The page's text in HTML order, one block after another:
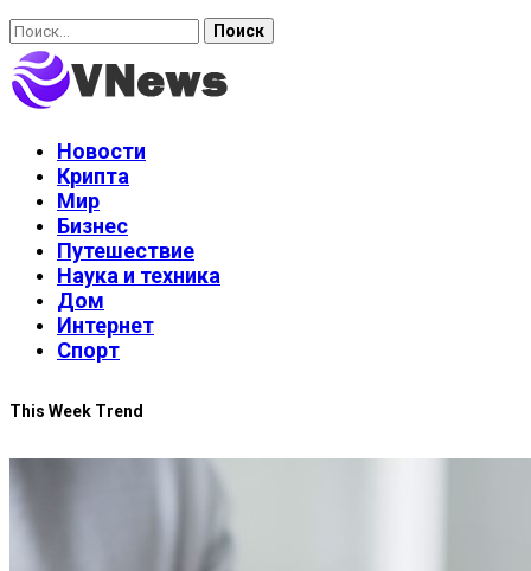
Найти:
Новости
Крипта
Мир
Бизнес
Путешествие
Наука и техника
Дом
Интернет
Спорт
This Week Trend